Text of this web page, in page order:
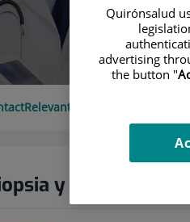
Relevant details
y congelación
Quirónsalud
advertising
the button "